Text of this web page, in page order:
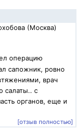
(Москва)
операцию
сапожник, ровно
врач
салаты.. с
органов, еще и
[отзыв полностью]